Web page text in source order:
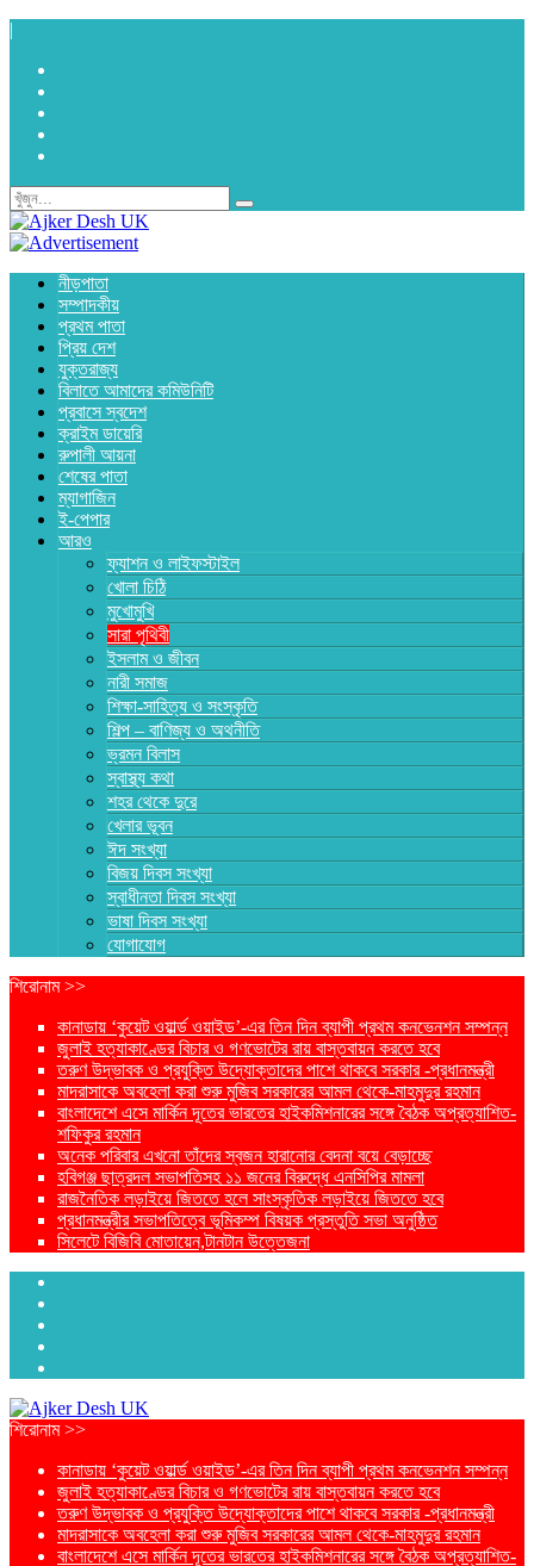
|
নীড়পাতা
সম্পাদকীয়
প্রথম পাতা
প্রিয় দেশ
যুক্তরাজ্য
বিলাতে আমাদের কমিউনিটি
প্রবাসে স্বদেশ
ক্রাইম ডায়েরি
রুপালী আয়না
শেষের পাতা
ম্যাগাজিন
ই-পেপার
আরও
ফ্যাশন ও লাইফস্টাইল
খোলা চিঠি
মুখোমুখি
সারা পৃথিবী
ইসলাম ও জীবন
নারী সমাজ
শিক্ষা-সাহিত্য ও সংস্কৃতি
শিল্প – বাণিজ্য ও অথনীতি
ভ্রমন বিলাস
স্বাস্থ্য কথা
শহর থেকে দুরে
খেলার ভূবন
ঈদ সংখ্যা
বিজয় দিবস সংখ্যা
স্বাধীনতা দিবস সংখ্যা
ভাষা দিবস সংখ্যা
যোগাযোগ
শিরোনাম >>
কানাডায় ‘কুয়েট ওয়ার্ল্ড ওয়াইড’-এর তিন দিন ব্যাপী প্রথম কনভেনশন সম্পন্ন
জুলাই হত্যাকাণ্ডের বিচার ও গণভোটের রায় বাস্তবায়ন করতে হবে
তরুণ উদ্ভাবক ও প্রযুক্তি উদ্যোক্তাদের পাশে থাকবে সরকার -প্রধানমন্ত্রী
মাদরাসাকে অবহেলা করা শুরু মুজিব সরকারের আমল থেকে-মাহমুদুর রহমান
বাংলাদেশে এসে মার্কিন দূতের ভারতের হাইকমিশনারের সঙ্গে বৈঠক অপ্রত্যাশিত-
শফিকুর রহমান
অনেক পরিবার এখনো তাঁদের স্বজন হারানোর বেদনা বয়ে বেড়াচ্ছে
হবিগঞ্জ ছাত্রদল সভাপতিসহ ১১ জনের বিরুদ্ধে এনসিপির মামলা
রাজনৈতিক লড়াইয়ে জিততে হলে সাংস্কৃতিক লড়াইয়ে জিততে হবে
প্রধানমন্ত্রীর সভাপতিত্বে ভূমিকম্প বিষয়ক প্রস্তুতি সভা অনুষ্ঠিত
সিলেটে বিজিবি মোতায়েন,টানটান উত্তেজনা
শিরোনাম >>
কানাডায় ‘কুয়েট ওয়ার্ল্ড ওয়াইড’-এর তিন দিন ব্যাপী প্রথম কনভেনশন সম্পন্ন
জুলাই হত্যাকাণ্ডের বিচার ও গণভোটের রায় বাস্তবায়ন করতে হবে
তরুণ উদ্ভাবক ও প্রযুক্তি উদ্যোক্তাদের পাশে থাকবে সরকার -প্রধানমন্ত্রী
মাদরাসাকে অবহেলা করা শুরু মুজিব সরকারের আমল থেকে-মাহমুদুর রহমান
বাংলাদেশে এসে মার্কিন দূতের ভারতের হাইকমিশনারের সঙ্গে বৈঠক অপ্রত্যাশিত-